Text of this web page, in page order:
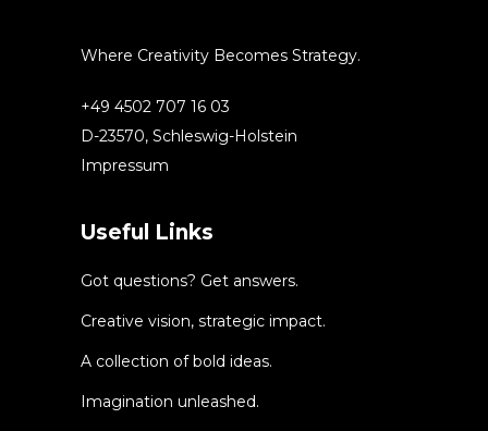
Where Creativity Becomes Strategy.
+49 4502 707 16 03
D-23570, Schleswig-Holstein
Impressum
Useful Links
Got questions? Get answers.
Creative vision, strategic impact.
A collection of bold ideas.
Imagination unleashed.